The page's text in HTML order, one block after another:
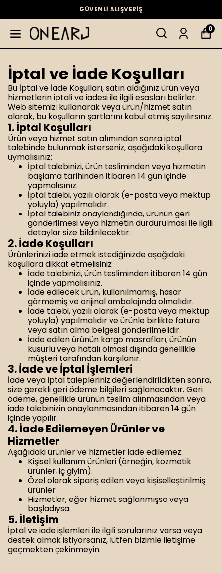
GÜVENLİ ALIŞVERİŞ
0
İptal ve İade Koşulları
Bu İptal ve İade Koşulları, satın aldığınız ürün veya
hizmetlerin iptali ve iadesi ile ilgili esasları belirler.
Web sitemizi kullanarak veya ürün/hizmet satın
alarak, bu koşulların şartlarını kabul etmiş sayılırsınız.
1. İptal Koşulları
Ürün veya hizmet satın alımından sonra iptal
talebinde bulunmak isterseniz, aşağıdaki koşullara
uymalısınız:
İptal talebinizi, ürün tesliminden veya hizmetin
başlama tarihinden itibaren 14 gün içinde
yapmalısınız.
İptal talebi, yazılı olarak (e-posta veya mektup
yoluyla) yapılmalıdır.
İptal talebiniz onaylandığında, ürünün geri
gönderilmesi veya hizmetin durdurulması ile ilgili
detaylar size bildirilecektir.
2. İade Koşulları
Ürünlerinizi iade etmek istediğinizde aşağıdaki
koşullara dikkat etmelisiniz:
İade talebinizi, ürün tesliminden itibaren 14 gün
içinde yapmalısınız.
İade edilecek ürün, kullanılmamış, hasar
görmemiş ve orijinal ambalajında olmalıdır.
İade talebi, yazılı olarak (e-posta veya mektup
yoluyla) yapılmalıdır ve ürünle birlikte fatura
veya satın alma belgesi gönderilmelidir.
İade edilen ürünün kargo masrafları, ürünün
kusurlu veya hatalı olmasi dışında genellikle
müşteri tarafından karşılanır.
3. İade ve İptal İşlemleri
İade veya iptal talepleriniz değerlendirildikten sonra,
size gerekli geri ödeme bilgileri sağlanacaktır. Geri
ödeme, genellikle ürünün teslim alınmasından veya
iade talebinizin onaylanmasından itibaren 14 gün
içinde yapılır.
4. İade Edilemeyen Ürünler ve
Hizmetler
Aşağıdaki ürünler ve hizmetler iade edilemez:
Kişisel kullanım ürünleri (örneğin, kozmetik
ürünler, iç giyim).
Özel olarak sipariş edilen veya kişiselleştirilmiş
ürünler.
Hizmetler, eğer hizmet sağlanmışsa veya
başladıysa.
5. İletişim
İptal ve iade işlemleri ile ilgili sorularınız varsa veya
destek almak istiyorsanız, lütfen bizimle iletişime
geçmekten çekinmeyin.